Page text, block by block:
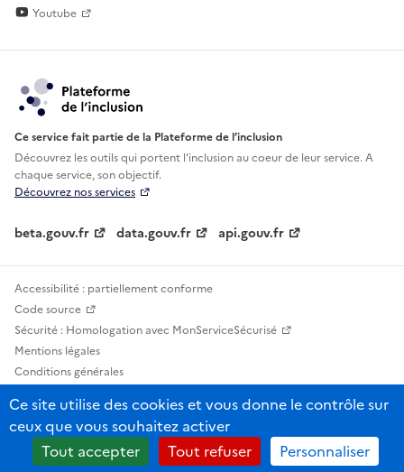
Youtube
Ce service fait partie de la Plateforme de l’inclusion
Découvrez les outils qui portent l'inclusion aucoeur de leur service. A
chaque service, son objectif.
Découvrez nos services
beta.gouv.fr data.gouv.fr api.gouv.fr
Accessibilité : partiellement conforme
Code source
Sécurité : Homologation avec MonServiceSécurisé
Mentions légales
Conditions générales
Statistiques, lexiques et indicateurs
Sauf mention contraire, tous les contenus de ce site sont sous licence
etalab-2.0
Ce site utilise des cookies et vous donne le contrôle sur
ceux que vous souhaitez activer
Tout accepter
Tout refuser Personnaliser